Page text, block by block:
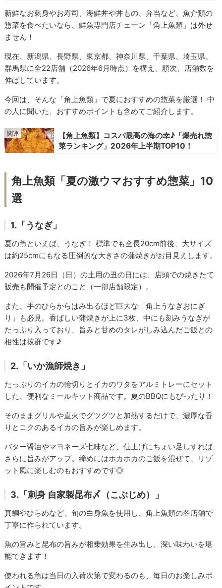
新鮮なお刺身やお寿司、海鮮丼や丼もの、弁当など、魚介類の
惣菜を食べたいなら、鮮魚専門店チェーン「角上魚類」は外せ
ません！
現在、新潟県、長野県、東京都、神奈川県、千葉県、埼玉県、
群馬県に全22店舗（2026年6月時点）を構え、順次、店舗数を
伸ばしています。
今回は、そんな「角上魚類」で夏におすすめの惣菜を厳選！ 中
の人に聞いた、おすすめポイントも含めてご紹介します。
【角上魚類】コスパ最高の海の幸♪「爆売れ惣
菜ランキング」2026年上半期TOP10！
角上魚類「夏の激ウマおすすめ惣菜」10
選
1.「うなぎ」
夏の魚といえば、うなぎ！ 標準でも全長20cm前後、大サイズ
は約25cmにもなる圧倒的な大きさの蒲焼きがお目見えします。
2026年7月26日（日）の土用の丑の日には、店頭での焼きたて
販売も開催予定とのこと（一部店舗限定）。
また、手のひらからはみ出るほど巨大な「角上うなぎおにぎ
り」も必見。香ばしい蒲焼きが上に3枚、中にも刻みうなぎが
たっぷり入っており、旨みと甘めのタレがしみ込んだご飯との
相性は抜群です♪
2.「いか漁師焼き」
たっぷりのイカの輪切りとイカのワタをアルミトレーにセット
した、便利なミールキット商品です。夏のBBQにもぴったり！
そのままグリルや直火でグツグツと加熱するだけで、濃厚な香
りとコクのあるイカの旨みが楽しめます。
バター醤油やマヨネーズ七味など、仕上げにちょい足しすれば
さらに旨みがアップ。締めにはホカホカのご飯を混ぜて、リゾ
ット風に楽しむのもおすすめです◎
3.「刺身 自家製昆布〆（こぶじめ）」
真鯛やひらめなど、旬の白身魚を使用し、角上魚類の各店舗で
丁寧に作られています。
魚の旨みと昆布の旨みが相乗効果を生み出し、深い味わいを堪
能できます！
使われる魚は当日の入荷次第で変わるのも、毎日のお楽しみポ